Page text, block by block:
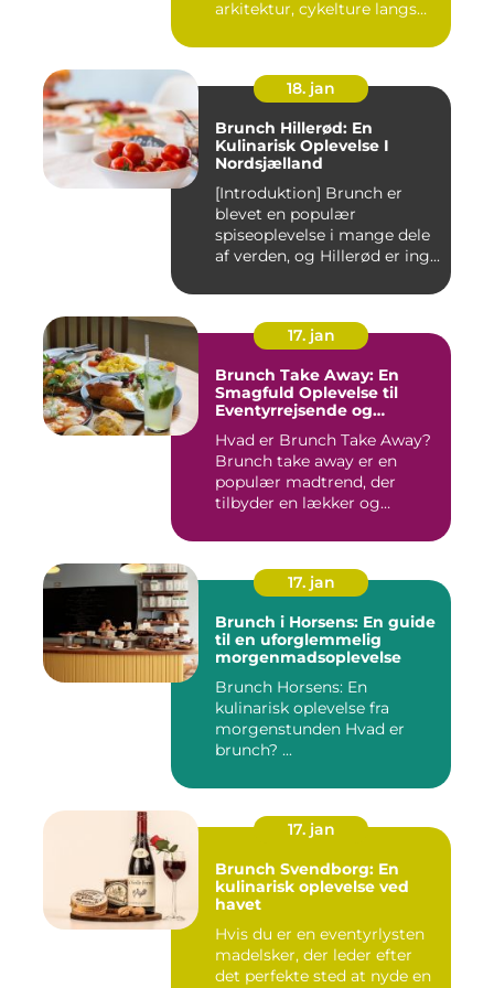
arkitektur, cykelture langs
18. jan
Brunch Hillerød: En
Kulinarisk Oplevelse I
Nordsjælland
[Introduktion] Brunch er
blevet en populær
spiseoplevelse i mange dele
af verden, og Hillerød er ing...
17. jan
Brunch Take Away: En
Smagfuld Oplevelse til
Eventyrrejsende og
Hvad er Brunch Take Away?
Brunch take away er en
populær madtrend, der
tilbyder en lækker og
17. jan
Brunch i Horsens: En guide
til en uforglemmelig
morgenmadsoplevelse
Brunch Horsens: En
kulinarisk oplevelse fra
morgenstunden Hvad er
brunch? ...
17. jan
Brunch Svendborg: En
kulinarisk oplevelse ved
havet
Hvis du er en eventyrlysten
madelsker, der leder efter
det perfekte sted at nyde en